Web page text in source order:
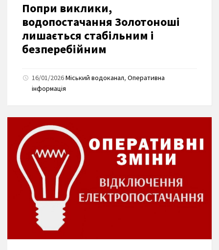
Попри виклики,
водопостачання Золотоноші
лишається стабільним і
безперебійним
16/01/2026Міський водоканал, Оперативна
інформація